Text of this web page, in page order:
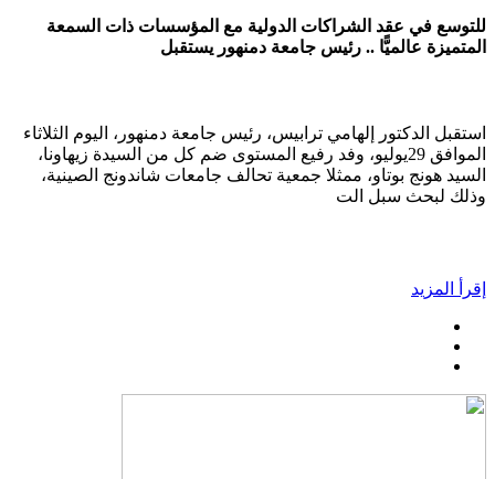
للتوسع في عقد الشراكات الدولية مع المؤسسات ذات السمعة
المتميزة عالميًّا .. رئيس جامعة دمنهور يستقبل
استقبل الدكتور إلهامي ترابيس، رئيس جامعة دمنهور، اليوم الثلاثاء
الموافق 29يوليو، وفد رفيع المستوى ضم كل من السيدة زيهاونا،
السيد هونج بوتاو، ممثلا جمعية تحالف جامعات شاندونج الصينية،
وذلك لبحث سبل الت
إقرأ المزيد